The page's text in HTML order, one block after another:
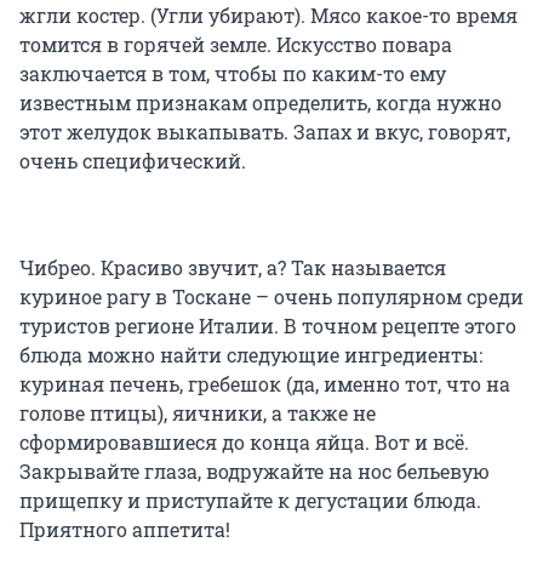
жгли костер. (Угли убирают). Мясо какое-то время
томится в горячей земле. Искусство повара
заключается в том, чтобы по каким-то ему
известным признакам определить, когда нужно
этот желудок выкапывать. Запах и вкус, говорят,
очень специфический.
Чибрео. Красиво звучит, а? Так называется
куриное рагу в Тоскане – очень популярном среди
туристов регионе Италии. В точном рецепте этого
блюда можно найти следующие ингредиенты:
куриная печень, гребешок (да, именно тот, что на
голове птицы), яичники, а также не
сформировавшиеся до конца яйца. Вот и всё.
Закрывайте глаза, водружайте на нос бельевую
прищепку и приступайте к дегустации блюда.
Приятного аппетита!